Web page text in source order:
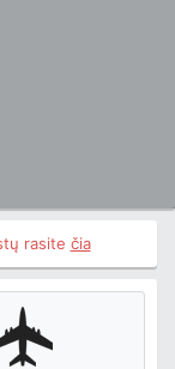
rasite čia